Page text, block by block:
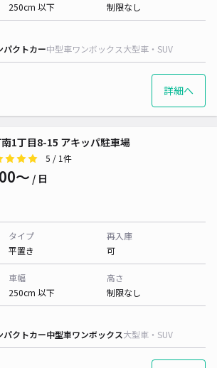
250cm 以下
制限なし
パクトカー中型車ワンボックス大型車・SUV
詳細へ
1丁目8-15 アキッパ駐車場
5 / 1件
〜 / 日
タイプ
平置き
再入庫
可
車幅
250cm 以下
高さ
制限なし
パクトカー中型車ワンボックス大型車・SUV